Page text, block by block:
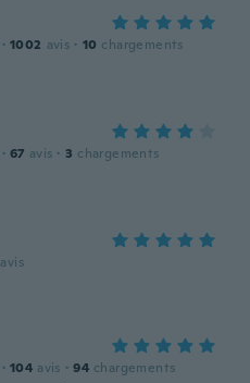
· 1002 avis · 10 chargements
· 67 avis · 3 chargements
avis
· 104 avis · 94 chargements